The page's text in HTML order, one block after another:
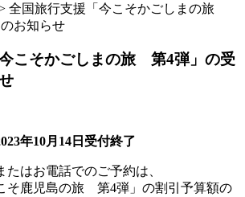
全国旅行支援「今こそかごしまの旅
お知らせ
こそかごしまの旅 第4弾」の受
年10月14日受付終了
たはお電話でのご予約は、
そ鹿児島の旅 第4弾」の割引予算額の